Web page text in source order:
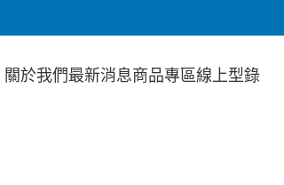
關於我們最新消息商品專區線上型錄